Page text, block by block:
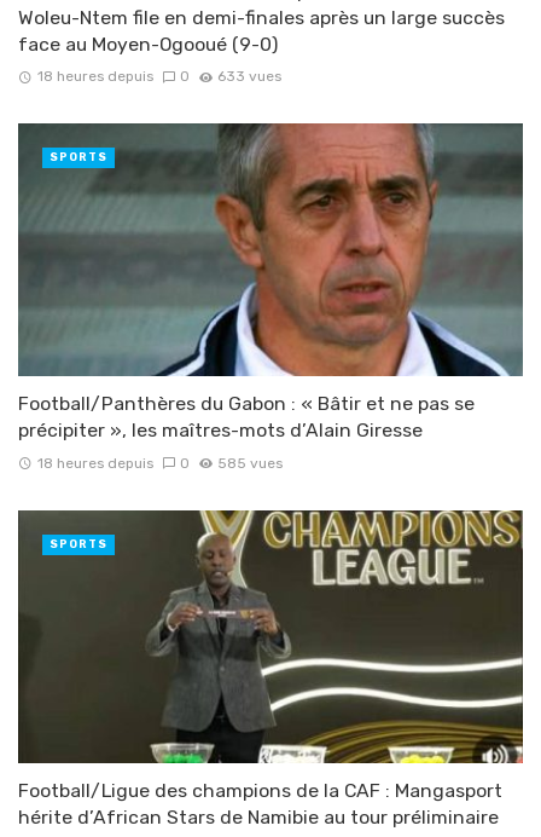
Woleu-Ntem file en demi-finales après un large succès
face au Moyen-Ogooué (9-0)
18 heures depuis 0 633 vues
Football/Panthères du Gabon : « Bâtir et ne pas se
précipiter », les maîtres-mots d’Alain Giresse
18 heures depuis 0 585 vues
SPORTS
Football/Ligue des champions de la CAF : Mangasport
hérite d’African Stars de Namibie au tour préliminaire
SPORTS